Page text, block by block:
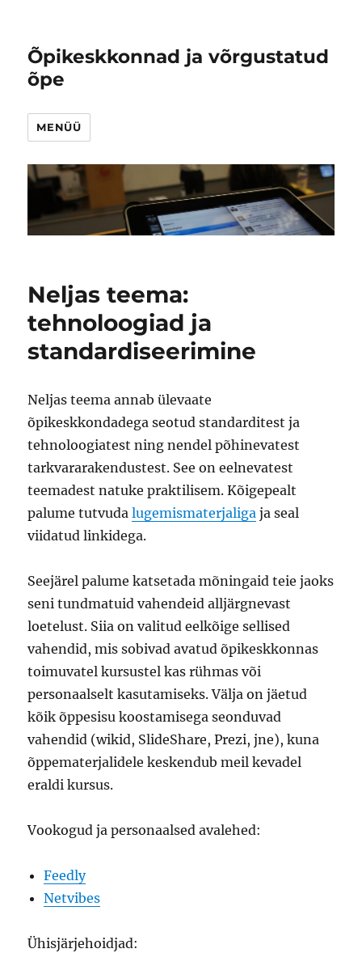
Õpikeskkonnad ja võrgustatud
õpe
MENÜÜ
Neljas teema:
tehnoloogiad ja
standardiseerimine
Neljas teema annab ülevaate
õpikeskkondadega seotud standarditest ja
tehnoloogiatest ning nendel põhinevatest
tarkvararakendustest. See on eelnevatest
teemadest natuke praktilisem. Kõigepealt
palume tutvudalugemismaterjaliga ja seal
viidatud linkidega.
Seejärel palume katsetada mõningaid teie jaoks
seni tundmatuid vahendeid alljärgnevast
loetelust. Siia on valitud eelkõige sellised
vahendid, mis sobivad avatud õpikeskkonnas
toimuvatel kursustel kas rühmas või
personaalselt kasutamiseks. Välja on jäetud
kõik õppesisu koostamisega seonduvad
vahendid (wikid, SlideShare, Prezi, jne), kuna
õppematerjalidele keskendub meil kevadel
eraldi kursus.
Vookogud ja personaalsed avalehed:
Feedly
Netvibes
Ühisjärjehoidjad: